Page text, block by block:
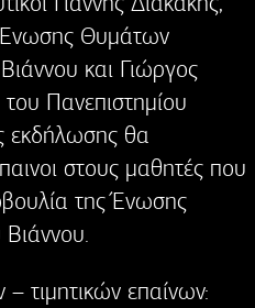
Ένωσης Θυμάτων
και Γιώργος
Πανεπιστημίου
εκδήλωσης θα
στους μαθητές που
της Ένωσης
τιμητικών επαίνων: